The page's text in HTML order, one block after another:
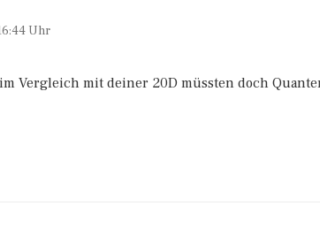
Uhr
Vergleich mit deiner 20D müssten doch